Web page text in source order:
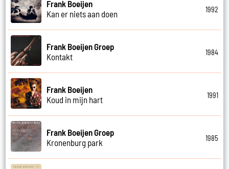
Frank Boeijen
Kan er niets aan doen
1992
Frank Boeijen Groep
Kontakt
1984
Frank Boeijen
Koud in mijn hart
1991
Frank Boeijen Groep
Kronenburg park
1985